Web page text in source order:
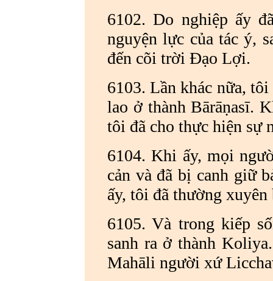
6102. Do nghiệp ấy
nguyện lực của tác ý,
đến cõi trời Đạo Lợi.
6103. Lần khác nữa,
lao ở thành Bārāṇasī.
tôi đã cho thực hiện sự
6104. Khi ấy, mọi
cản và đã bị canh giữ
ấy, tôi đã thường
6105. Và trong kiếp
sanh ra ở thành
Mahāli người xứ